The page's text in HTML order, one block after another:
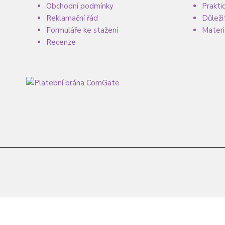
Obchodní podmínky
Reklamační řád
Formuláře ke stažení
Recenze